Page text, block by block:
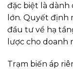
đặc biệt là dành
lớn. Quyết định
đầu tư về hạ
lược cho doanh
Trạm biến áp